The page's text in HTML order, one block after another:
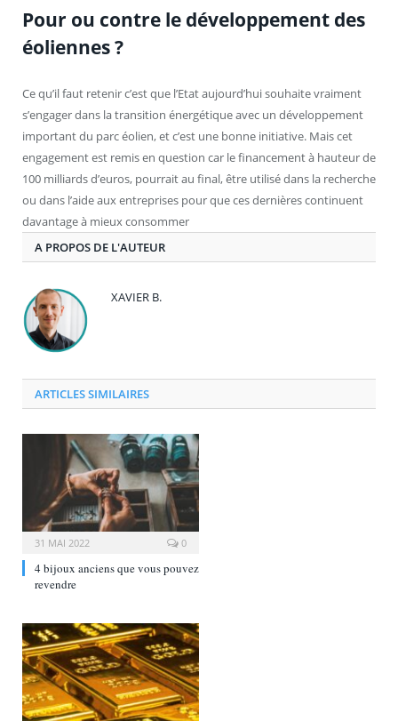
Pour ou contre le développement des
éoliennes ?
Ce qu’il faut retenir c’est que l’Etat aujourd’hui souhaite vraiment
s’engager dans la transition énergétique avec un développement
important du parc éolien, et c’est une bonne initiative. Mais cet
engagement est remis en question car le financement à hauteur de
100 milliards d’euros, pourrait au final, être utilisé dans la recherche
ou dans l’aide aux entreprises pour que ces dernières continuent
davantage à mieux consommer
A PROPOS DE L'AUTEUR
XAVIER B.
ARTICLES SIMILAIRES
31 MAI 2022 0
4 bijoux anciens que vous pouvez
revendre